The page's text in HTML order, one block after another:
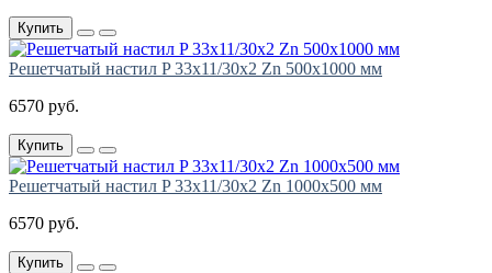
Купить
Решетчатый настил P 33х11/30х2 Zn 500х1000 мм
6570 руб.
Купить
Решетчатый настил P 33х11/30х2 Zn 1000х500 мм
6570 руб.
Купить